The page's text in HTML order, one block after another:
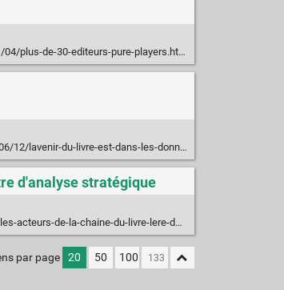
plus-de-30-editeurs-pure-players.html
32280322
d'analyse stratégique
numerique-notes-danalyse-270-271-272-mars-2012#.T2cSoVbkIlE.twitter
par page 20 50 100